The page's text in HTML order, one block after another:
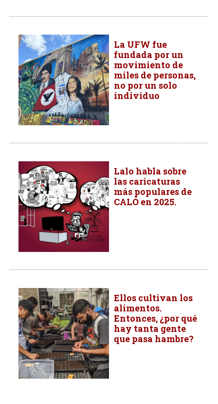
La UFW fue
fundada por un
movimiento de
miles de personas,
no por un solo
individuo
Lalo habla sobre
las caricaturas
más populares de
CALÓ en 2025.
Ellos cultivan los
alimentos.
Entonces, ¿por qué
hay tanta gente
que pasa hambre?